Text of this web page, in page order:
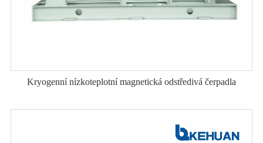
Kryogenní nízkoteplotní magnetická odstředivá čerpadla